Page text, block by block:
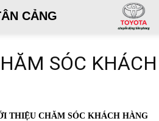
CẢNG
SÓC KHÁCH
THIỆU CHĂM SÓC KHÁCH HÀNG